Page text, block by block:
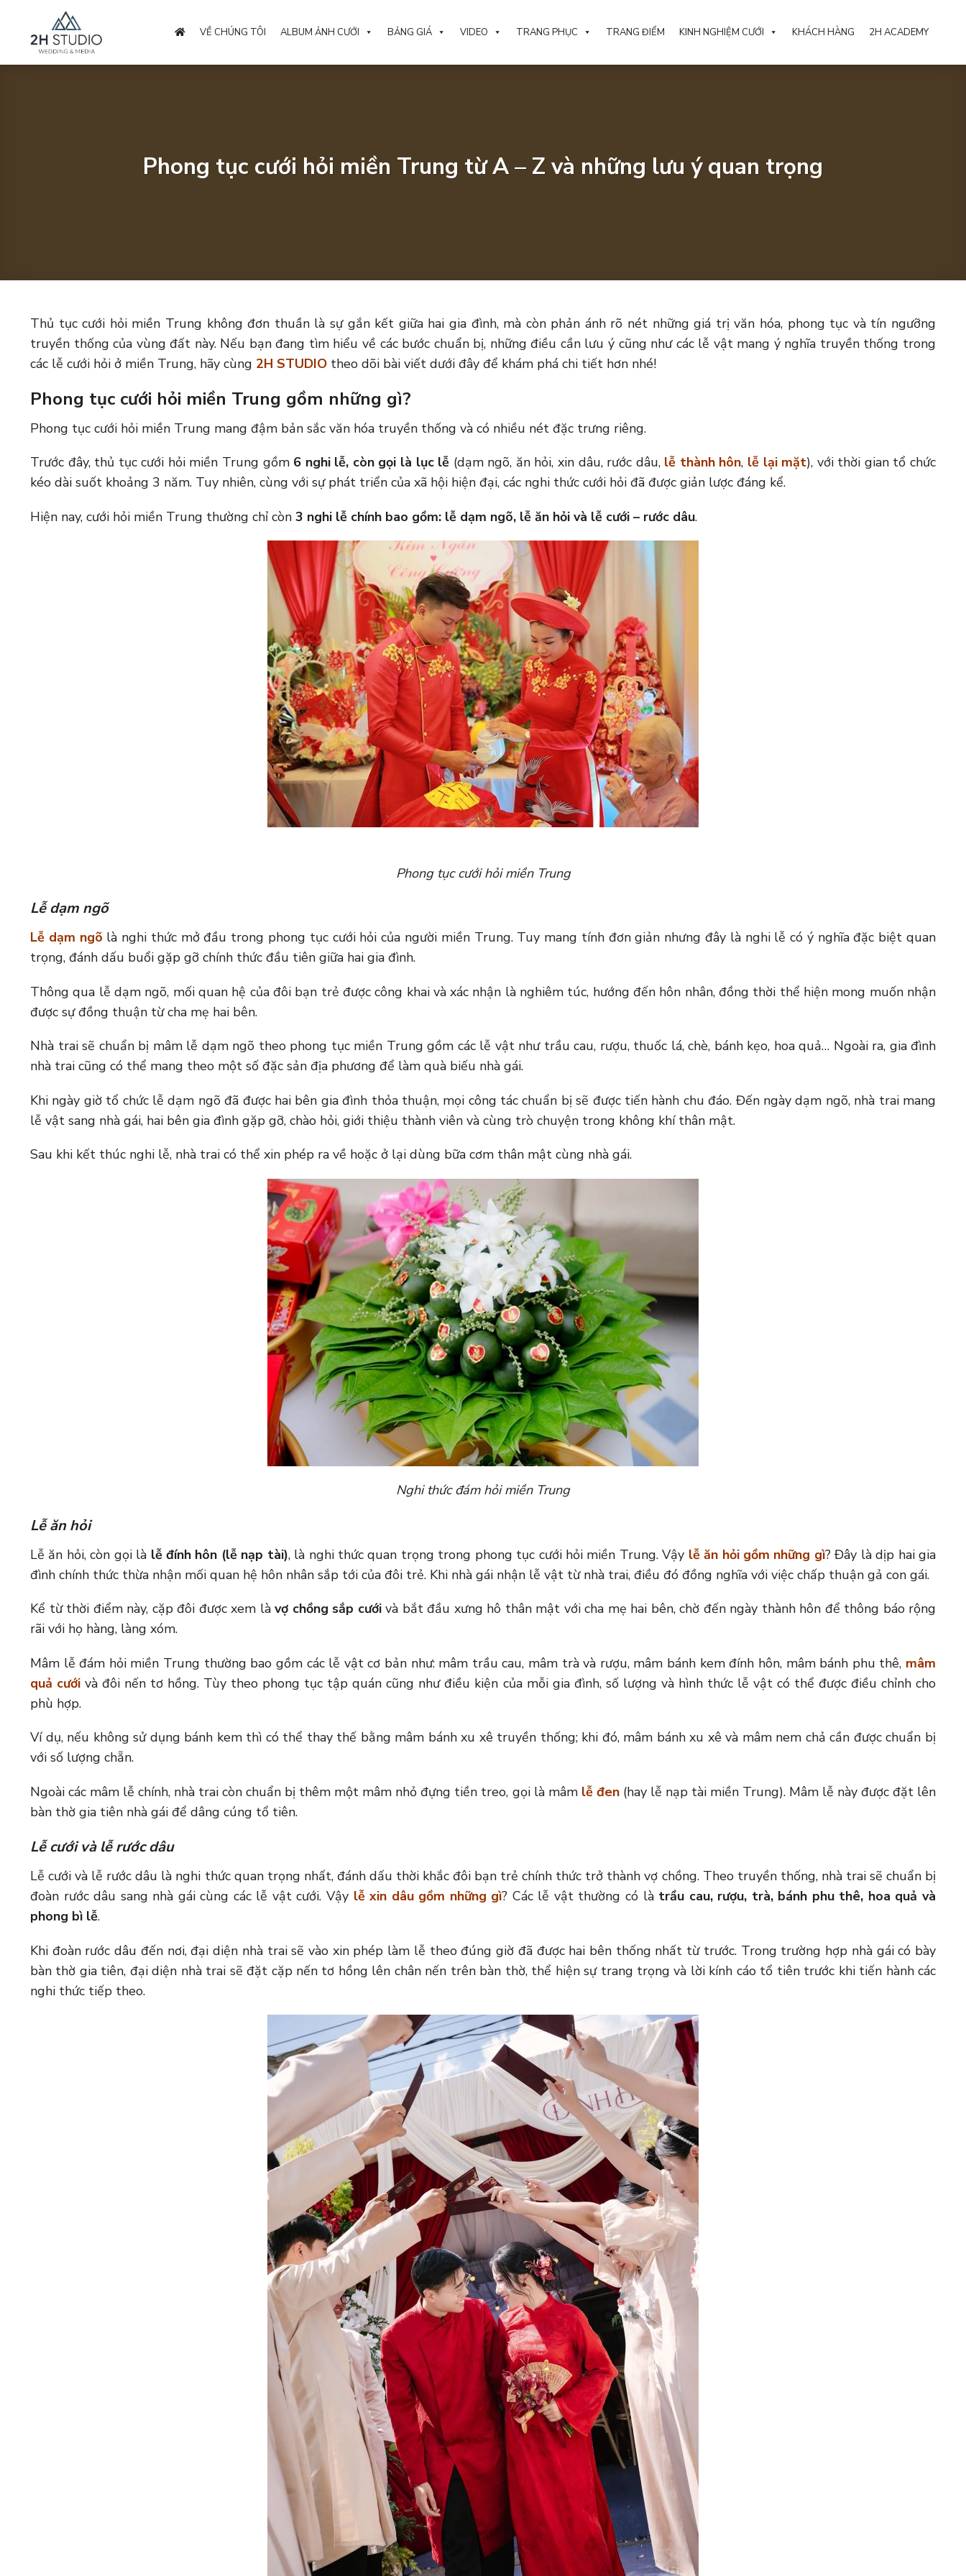
dung
VỀ CHÚNG TÔI ALBUM ẢNH CƯỚI BẢNG GIÁ VIDEO TRANG PHỤC TRANG ĐIỂM KINH NGHIỆM CƯỚI KHÁCH HÀNG 2H ACADEMY
Phong tục cưới hỏi miền Trung từ A – Z và những lưu ý quan trọng
Thủ tục cưới hỏi miền Trung không đơn thuần là sự gắn kết giữa hai gia đình, mà còn phản ánh rõ nét những giá trị văn hóa, phong tục và tín ngưỡng
truyền thống của vùng đất này. Nếu bạn đang tìm hiểu về các bước chuẩn bị, những điều cần lưu ý cũng như các lễ vật mang ý nghĩa truyền thống trong
các lễ cưới hỏi ở miền Trung, hãy cùng 2H STUDIO theo dõi bài viết dưới đây để khám phá chi tiết hơn nhé!
Phong tục cưới hỏi miền Trung gồm những gì?
Phong tục cưới hỏi miền Trung mang đậm bản sắc văn hóa truyền thống và có nhiều nét đặc trưng riêng.
Trước đây, thủ tục cưới hỏi miền Trung gồm 6 nghi lễ, còn gọi là lục lễ (dạm ngõ, ăn hỏi, xin dâu, rước dâu, lễ thành hôn, lễ lại mặt), với thời gian tổ chức
kéo dài suốt khoảng 3 năm. Tuy nhiên, cùng với sự phát triển của xã hội hiện đại, các nghi thức cưới hỏi đã được giản lược đáng kể.
Hiện nay, cưới hỏi miền Trung thường chỉ còn 3 nghi lễ chính bao gồm: lễ dạm ngõ, lễ ăn hỏi và lễ cưới – rước dâu.
Phong tục cưới hỏi miền Trung
Lễ dạm ngõ
Lễ dạm ngõ là nghi thức mở đầu trong phong tục cưới hỏi của người miền Trung. Tuy mang tính đơn giản nhưng đây là nghi lễ có ý nghĩa đặc biệt quan
trọng, đánh dấu buổi gặp gỡ chính thức đầu tiên giữa hai gia đình.
Thông qua lễ dạm ngõ, mối quan hệ của đôi bạn trẻ được công khai và xác nhận là nghiêm túc, hướng đến hôn nhân, đồng thời thể hiện mong muốn nhận
được sự đồng thuận từ cha mẹ hai bên.
Nhà trai sẽ chuẩn bị mâm lễ dạm ngõ theo phong tục miền Trung gồm các lễ vật như trầu cau, rượu, thuốc lá, chè, bánh kẹo, hoa quả… Ngoài ra, gia đình
nhà trai cũng có thể mang theo một số đặc sản địa phương để làm quà biếu nhà gái.
Khi ngày giờ tổ chức lễ dạm ngõ đã được hai bên gia đình thỏa thuận, mọi công tác chuẩn bị sẽ được tiến hành chu đáo. Đến ngày dạm ngõ, nhà trai mang
lễ vật sang nhà gái, hai bên gia đình gặp gỡ, chào hỏi, giới thiệu thành viên và cùng trò chuyện trong không khí thân mật.
Sau khi kết thúc nghi lễ, nhà trai có thể xin phép ra về hoặc ở lại dùng bữa cơm thân mật cùng nhà gái.
Nghi thức đám hỏi miền Trung
Lễ ăn hỏi
Lễ ăn hỏi, còn gọi là lễ đính hôn (lễ nạp tài), là nghi thức quan trọng trong phong tục cưới hỏi miền Trung. Vậy lễ ăn hỏi gồm những gì? Đây là dịp hai gia
đình chính thức thừa nhận mối quan hệ hôn nhân sắp tới của đôi trẻ. Khi nhà gái nhận lễ vật từ nhà trai, điều đó đồng nghĩa với việc chấp thuận gả con gái.
Kể từ thời điểm này, cặp đôi được xem là vợ chồng sắp cướivà bắt đầu xưng hô thân mật với cha mẹ hai bên, chờ đến ngày thành hôn để thông báo rộng
rãi với họ hàng, làng xóm.
Mâm lễ đám hỏi miền Trung thường bao gồm các lễ vật cơ bản như: mâm trầu cau, mâm trà và rượu, mâm bánh kem đính hôn, mâm bánh phu thê, mâm
quả cưới và đôi nến tơ hồng. Tùy theo phong tục tập quán cũng như điều kiện của mỗi gia đình, số lượng và hình thức lễ vật có thể được điều chỉnh cho
phù hợp.
Ví dụ, nếu không sử dụng bánh kem thì có thể thay thế bằng mâm bánh xu xê truyền thống; khi đó, mâm bánh xu xê và mâm nem chả cần được chuẩn bị
với số lượng chẵn.
Ngoài các mâm lễ chính, nhà trai còn chuẩn bị thêm một mâm nhỏ đựng tiền treo, gọi là mâm lễ đen(hay lễ nạp tài miền Trung). Mâm lễ này được đặt lên
bàn thờ gia tiên nhà gái để dâng cúng tổ tiên.
Lễ cưới và lễ rước dâu
Lễ cưới và lễ rước dâu là nghi thức quan trọng nhất, đánh dấu thời khắc đôi bạn trẻ chính thức trở thành vợ chồng. Theo truyền thống, nhà trai sẽ chuẩn bị
đoàn rước dâu sang nhà gái cùng các lễ vật cưới. Vậy lễ xin dâu gồm những gì? Các lễ vật thường có là trầu cau, rượu, trà, bánh phu thê, hoa quả và
phong bì lễ.
Khi đoàn rước dâu đến nơi, đại diện nhà trai sẽ vào xin phép làm lễ theo đúng giờ đã được hai bên thống nhất từ trước. Trong trường hợp nhà gái có bày
bàn thờ gia tiên, đại diện nhà trai sẽ đặt cặp nến tơ hồng lên chân nến trên bàn thờ, thể hiện sự trang trọng và lời kính cáo tổ tiên trước khi tiến hành các
nghi thức tiếp theo.